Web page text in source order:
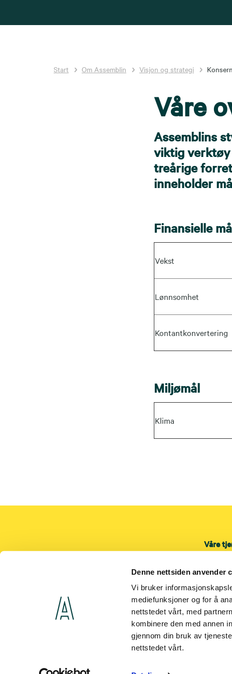
Denne nettsiden anvender
Vi bruker
mediefunksjoner og for å
nettstedet vårt, med
kombinere den med annen
gjennom din bruk av
nettstedet vårt.
Start Om Assemblin Visjon og strategi
Våre
Assemblins
viktig verktøy
treårige
inneholder
Finansielle
Vekst
Lønnsomhet
Kontantkonvertering
Miljømål
Klima
Våre
Elektro